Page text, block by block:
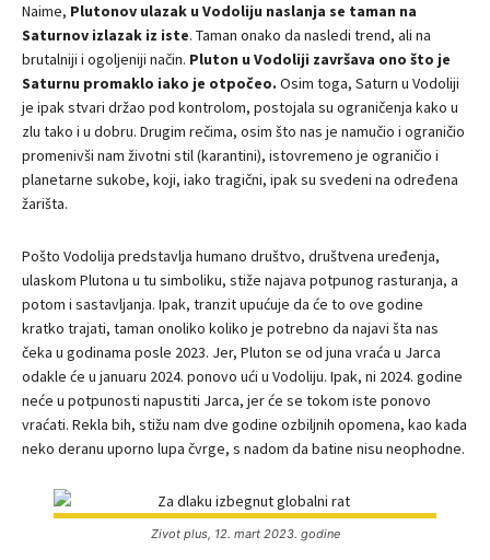
Naime, Plutonov ulazak u Vodoliju naslanja se taman na
Saturnov izlazak iz iste. Taman onako da nasledi trend, ali na
brutalniji i ogoljeniji način. Pluton u Vodoliji završava ono što je
Saturnu promaklo iako je otpočeo. Osim toga, Saturn u Vodoliji
je ipak stvari držao pod kontrolom, postojala su ograničenja kako u
zlu tako i u dobru. Drugim rečima, osim što nas je namučio i ograničio
promenivši nam životni stil (karantini), istovremeno je ograničio i
planetarne sukobe, koji, iako tragični, ipak su svedeni na određena
žarišta.
Pošto Vodolija predstavlja humano društvo, društvena uređenja,
ulaskom Plutona u tu simboliku, stiže najava potpunog rasturanja, a
potom i sastavljanja. Ipak, tranzit upućuje da će to ove godine
kratko trajati, taman onoliko koliko je potrebno da najavi šta nas
čeka u godinama posle 2023. Jer, Pluton se od juna vraća u Jarca
odakle će u januaru 2024. ponovo ući u Vodoliju. Ipak, ni 2024. godine
neće u potpunosti napustiti Jarca, jer će se tokom iste ponovo
vraćati. Rekla bih, stižu nam dve godine ozbiljnih opomena, kao kada
neko deranu uporno lupa čvrge, s nadom da batine nisu neophodne.
Zivot plus, 12. mart 2023. godine